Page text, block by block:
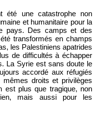
été une catastrophe non
et humanitaire pour la
pays. Des camps et des
transformés en champs
les Palestiniens apatrides
de difficultés à échapper
La Syrie est sans doute le
accordé aux réfugiés
droits et privilèges
est plus que tragique, non
mais aussi pour les